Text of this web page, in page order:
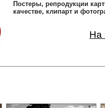
Постеры, pепродукции
качестве, клипарт и
На